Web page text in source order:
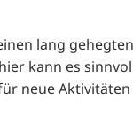
lang
kann es
neue